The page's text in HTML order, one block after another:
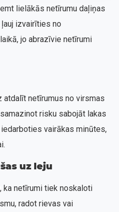
lielākās netīrumu daļiņas
izvairīties no
jo abrazīvie netīrumi
atdalīt netīrumus no virsmas
risku sabojāt lakas
vairākas minūtes,
uz leju
ka netīrumi tiek noskaloti
radot rievas vai